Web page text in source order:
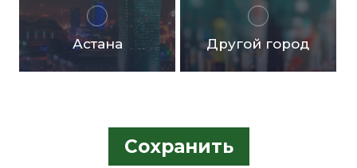
Астана Другой город
Сохранить